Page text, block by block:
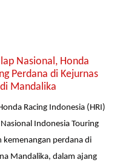
Nasional, Honda
Perdana di Kejurnas
Mandalika
Racing Indonesia (HRI)
Indonesia Touring
kemenangan perdana di
Mandalika, dalam ajang